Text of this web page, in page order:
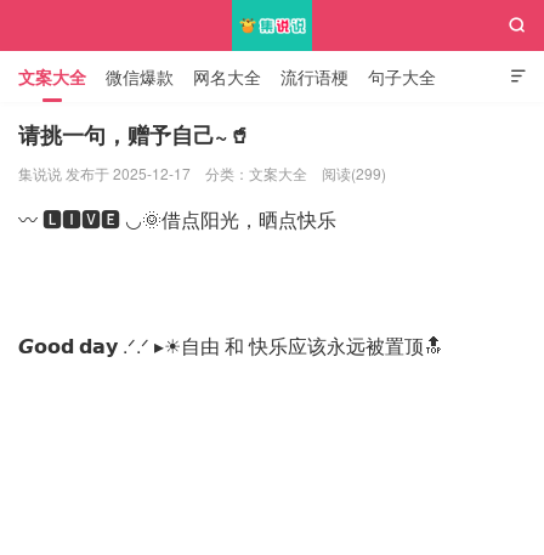

文案大全 微信爆款 网名大全 流行语梗 句子大全
知识大全

请挑一句，赠予自己~🥤
集说说 发布于 2025-12-17 分类： 文案大全 阅读(299)
〰 🅻🅸🆅🅴 ◡🌞借点阳光，晒点快乐
𝙂𝗼𝗼𝗱 𝗱𝗮𝘆 .ᐟ.ᐟ ▸☀自由 和 快乐应该永远被置顶🔝